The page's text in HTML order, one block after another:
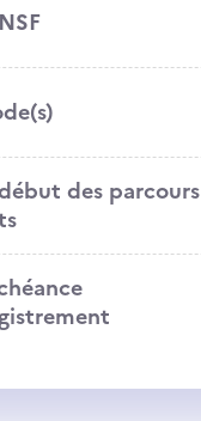
des parcours